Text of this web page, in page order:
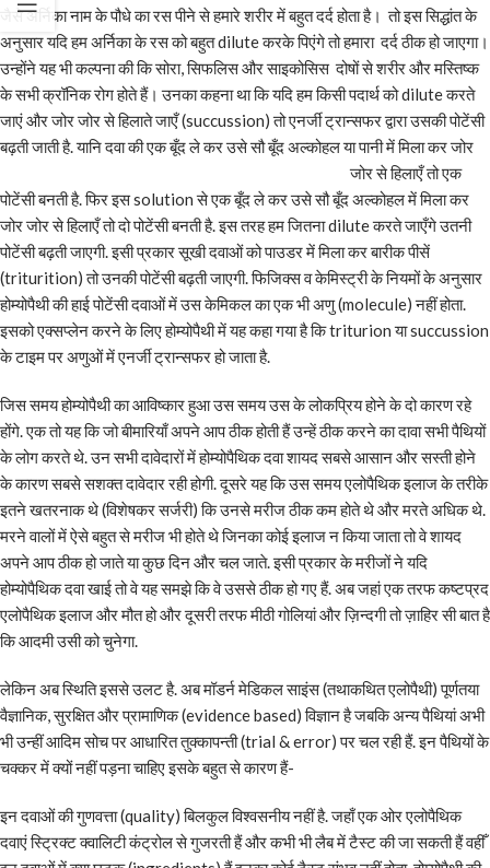
जैसे अर्निका नाम के पौधे का रस पीने से हमारे शरीर में बहुत दर्द होता है। तो इस सिद्धांत के
अनुसार यदि हम अर्निका के रस को बहुत dilute करके पिएंगे तो हमारा दर्द ठीक हो जाएगा।
उन्होंने यह भी कल्पना की कि सोरा, सिफलिस और साइकोसिस दोषों से शरीर और मस्तिष्क
के सभी क्रॉनिक रोग होते हैं। उनका कहना था कि यदि हम किसी पदार्थ को dilute करते
जाएं और जोर जोर से हिलाते जाएँ (succussion) तो एनर्जी ट्रान्सफर द्वारा उसकी पोटेंसी
बढ़ती जाती है. यानि दवा की एक बूँद ले कर उसे सौ बूँद अल्कोहल या पानी में मिला कर जोर
जोर से हिलाएँ तो एक
पोटेंसी बनती है. फिर इस solution से एक बूँद ले कर उसे सौ बूँद अल्कोहल में मिला कर
जोर जोर से हिलाएँ तो दो पोटेंसी बनती है. इस तरह हम जितना dilute करते जाएँगे उतनी
पोटेंसी बढ़ती जाएगी. इसी प्रकार सूखी दवाओं को पाउडर में मिला कर बारीक पीसें
(triturition) तो उनकी पोटेंसी बढ़ती जाएगी. फिजिक्स व केमिस्ट्री के नियमों के अनुसार
होम्योपैथी की हाई पोटेंसी दवाओं में उस केमिकल का एक भी अणु (molecule) नहीं होता.
इसको एक्सप्लेन करने के लिए होम्योपैथी में यह कहा गया है कि triturion या succussion
के टाइम पर अणुओं में एनर्जी ट्रान्सफर हो जाता है.
जिस समय होम्योपैथी का आविष्कार हुआ उस समय उस के लोकप्रिय होने के दो कारण रहे
होंगे. एक तो यह कि जो बीमारियाँ अपने आप ठीक होती हैं उन्हें ठीक करने का दावा सभी पैथियों
के लोग करते थे. उन सभी दावेदारों में होम्योपैथिक दवा शायद सबसे आसान और सस्ती होने
के कारण सबसे सशक्त दावेदार रही होगी. दूसरे यह कि उस समय एलोपैथिक इलाज के तरीके
इतने खतरनाक थे (विशेषकर सर्जरी) कि उनसे मरीज ठीक कम होते थे और मरते अधिक थे.
मरने वालों में ऐसे बहुत से मरीज भी होते थे जिनका कोई इलाज न किया जाता तो वे शायद
अपने आप ठीक हो जाते या कुछ दिन और चल जाते. इसी प्रकार के मरीजों ने यदि
होम्योपैथिक दवा खाई तो वे यह समझे कि वे उससे ठीक हो गए हैं. अब जहां एक तरफ कष्टप्रद
एलोपैथिक इलाज और मौत हो और दूसरी तरफ मीठी गोलियां और ज़िन्दगी तो ज़ाहिर सी बात है
कि आदमी उसी को चुनेगा.
लेकिन अब स्थिति इससे उलट है. अब मॉडर्न मेडिकल साइंस (तथाकथित एलोपैथी) पूर्णतया
वैज्ञानिक, सुरक्षित और प्रामाणिक (evidence based) विज्ञान है जबकि अन्य पैथियां अभी
भी उन्हीं आदिम सोच पर आधारित तुक्कापन्ती (trial & error) पर चल रही हैं. इन पैथियों के
चक्कर में क्यों नहीं पड़ना चाहिए इसके बहुत से कारण हैं-
इन दवाओं की गुणवत्ता (quality) बिलकुल विश्वसनीय नहीं है. जहाँ एक ओर एलोपैथिक
दवाएं स्ट्रिक्ट क्वालिटी कंट्रोल से गुजरती हैं और कभी भी लैब में टैस्ट की जा सकती हैं वहीँ